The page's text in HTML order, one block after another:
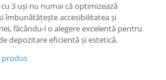
3 uși nu numai că optimizează
îmbunătățește accesibilitatea și
făcându-l o alegere excelentă pentru
depozitare eficientă și estetică.